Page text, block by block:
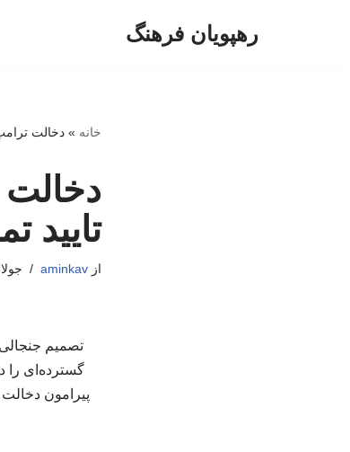
رهپویان فرهنگ
خانه »دخالت
دخالت
تایید
ازaminkav جولای 7,
تصمیم
گسترده‌ای را
پیرامون